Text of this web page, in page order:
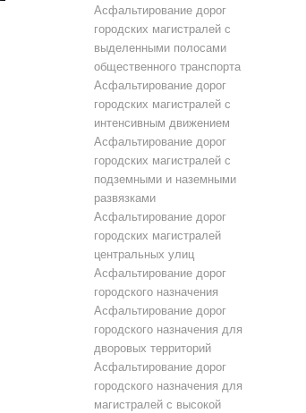
Асфальтирование дорог
городских магистралей с
выделенными полосами
общественного транспорта
Асфальтирование дорог
городских магистралей с
интенсивным движением
Асфальтирование дорог
городских магистралей с
подземными и наземными
развязками
Асфальтирование дорог
городских магистралей
центральных улиц
Асфальтирование дорог
городского назначения
Асфальтирование дорог
городского назначения для
дворовых территорий
Асфальтирование дорог
городского назначения для
магистралей с высокой